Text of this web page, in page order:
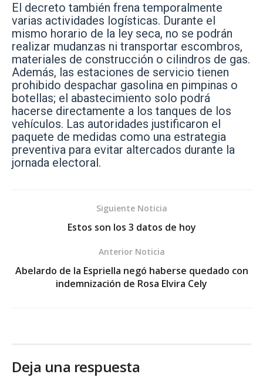
El decreto también frena temporalmente
varias actividades logísticas. Durante el
mismo horario de la ley seca, no se podrán
realizar mudanzas ni transportar escombros,
materiales de construcción o cilindros de gas.
Además, las estaciones de servicio tienen
prohibido despachar gasolina en pimpinas o
botellas; el abastecimiento solo podrá
hacerse directamente a los tanques de los
vehículos. Las autoridades justificaron el
paquete de medidas como una estrategia
preventiva para evitar altercados durante la
jornada electoral.
Siguiente Noticia
Estos son los 3 datos de hoy
Anterior Noticia
Abelardo de la Espriella negó haberse quedado con
indemnización de Rosa Elvira Cely
Deja una respuesta